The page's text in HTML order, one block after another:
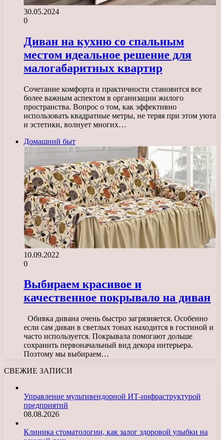
30.05.2024
0
Диван на кухню со спальным
местом идеальное решение для
малогабаритных квартир
Сочетание комфорта и практичности становится все
более важным аспектом в организации жилого
пространства. Вопрос о том, как эффективно
использовать квадратные метры, не теряя при этом уюта
и эстетики, волнует многих…
Домашний быт
10.09.2022
0
Выбираем красивое и
качественное покрывало на диван
Обивка дивана очень быстро загрязняется. Особенно
если сам диван в светлых тонах находится в гостиной и
часто используется. Покрывала помогают дольше
сохранить первоначальный вид декора интерьера.
Поэтому мы выбираем…
СВЕЖИЕ ЗАПИСИ
Управление мультивендорной ИТ-инфраструктурой
предприятий
08.08.2026
Клиника стоматологии, как залог здоровой улыбки на